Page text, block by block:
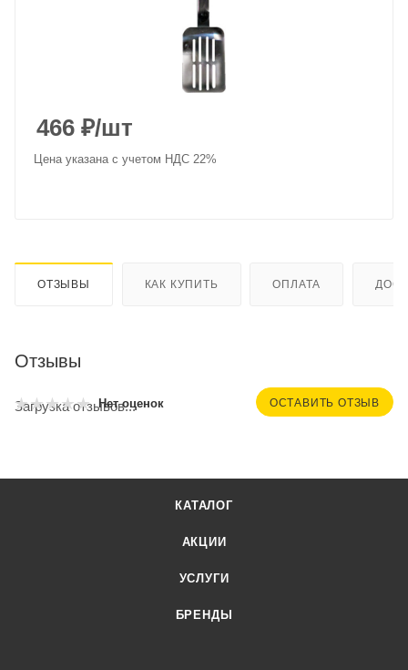
466 ₽/шт
Цена указана с учетом НДС 22%
ОТЗЫВЫ КАК КУПИТЬ ОПЛАТА
Отзывы
Нет оценок ОСТАВИТЬ ОТЗЫВ
Загрузка отзывов...
КАТАЛОГ
АКЦИИ
УСЛУГИ
БРЕНДЫ